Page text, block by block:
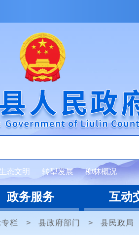
态文明 转型发展 柳林概况
政务服务 互动
栏 > 县政府部门 > 县民政局